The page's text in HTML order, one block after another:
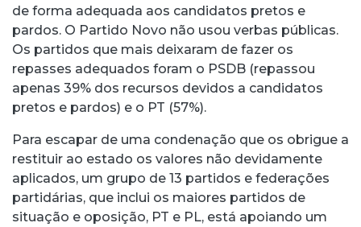
de forma adequada aos candidatos pretos e
pardos. O Partido Novo não usou verbas públicas.
Os partidos que mais deixaram de fazer os
repasses adequados foram o PSDB (repassou
apenas 39% dos recursos devidos a candidatos
pretos e pardos) e o PT (57%).
Para escapar de uma condenação que os obrigue a
restituir ao estado os valores não devidamente
aplicados, um grupo de 13 partidos e federações
partidárias, que inclui os maiores partidos de
situação e oposição, PT e PL, está apoiando um